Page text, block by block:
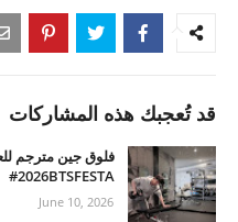
قد تُعجبك هذه المشاركات
#2026BTSFESTA
June 10, 2026